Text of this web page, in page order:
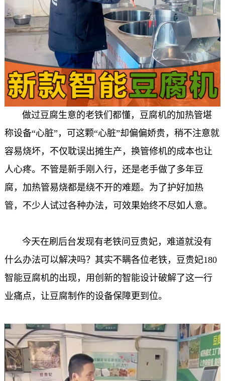
做过豆腐生意的老铁们都懂，豆腐机的加热管堪
称设备“心脏”，可这颗“心脏”却偏偏娇贵，稍不注意就
容易烧坏，不仅耽误出摊生产，换管修机的成本也让
人心疼。不管是新手刚入行，还是老手做了多年豆
腐，加热管易烧都是绕不开的难题。为了护好加热
管，不少人试过各种办法，可效果始终不尽如人意。
今天在刷后台发现有老铁问豆贵妃，难道就没有
什么办法可以解决吗？其实不瞒各位老铁， 豆贵妃180
智能豆腐机的出现，用创新的智能设计破解了这一行
业痛点，让豆腐制作的设备保障更到位。